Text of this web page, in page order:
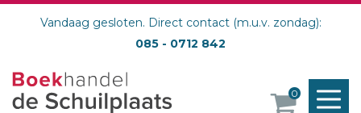
Vandaag gesloten. Direct contact (m.u.v. zondag):
085 - 0712 842
0